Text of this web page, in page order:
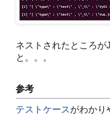
ネストされたところ
と。。。
参考
テストケースがわかり